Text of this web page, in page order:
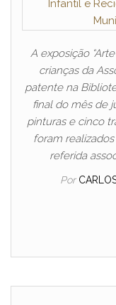
A exposição
crianças da
patente na
final do mês de
pinturas e cinco
foram
referida
Por